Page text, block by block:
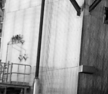
Forschung & Entwicklung
Lizenznehmer
Referenzen
Kontakt